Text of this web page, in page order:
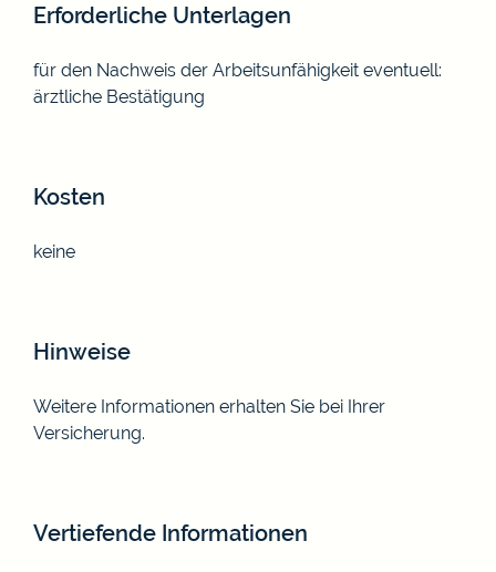
Erforderliche Unterlagen
für den Nachweis der Arbeitsunfähigkeit eventuell:
ärztliche Bestätigung
Kosten
keine
Hinweise
Weitere Informationen erhalten Sie bei Ihrer
Versicherung.
Vertiefende Informationen